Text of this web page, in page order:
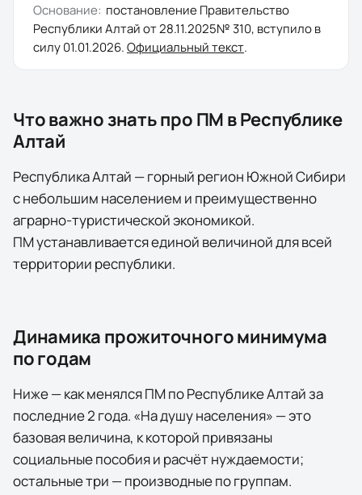
Основание: постановлениеПравительство
Республики Алтайот28.11.2025№ 310, вступило в
силу01.01.2026.Официальный текст.
Что важно знать про ПМ вРеспублике
Алтай
Республика Алтай — горный регион Южной Сибири
с небольшим населением и преимущественно
аграрно-туристической экономикой.
ПМ устанавливается единой величиной для всей
территории республики.
Динамика прожиточного минимума
по годам
Ниже — как менялся ПМ поРеспублике Алтайза
последние2 года. «На душу населения» — это
базовая величина, к которой привязаны
социальные пособия и расчёт нуждаемости;
остальные три — производные по группам.